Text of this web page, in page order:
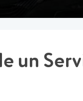
un